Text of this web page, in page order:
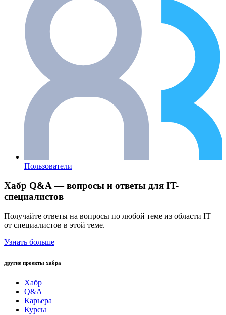
Пользователи
Хабр Q&A — вопросы и ответы для IT-
специалистов
Получайте ответы на вопросы по любой теме из области IT
от специалистов в этой теме.
Узнать больше
другие проекты хабра
Хабр
Q&A
Карьера
Курсы